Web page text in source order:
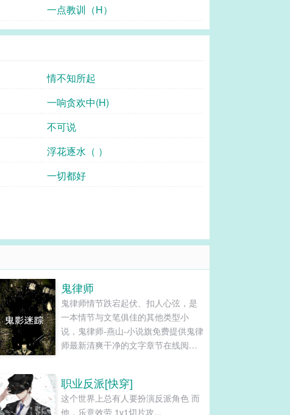
一点教训（H）
情不知所起
一响贪欢中(H)
不可说
浮花逐水（ ）
一切都好
鬼律师
鬼律师情节跌宕起伏、扣人心弦，是
一本情节与文笔俱佳的其他类型小
说，鬼律师-燕山-小说旗免费提供鬼律
师最新清爽干净的文字章节在线阅读
职业反派[快穿]
这个世界上总有人要扮演反派角色 而
他，乐意效劳 1v1切片攻...